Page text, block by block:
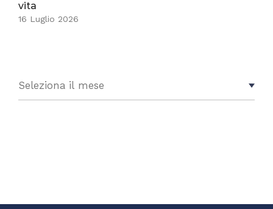
vita
16 Luglio 2026